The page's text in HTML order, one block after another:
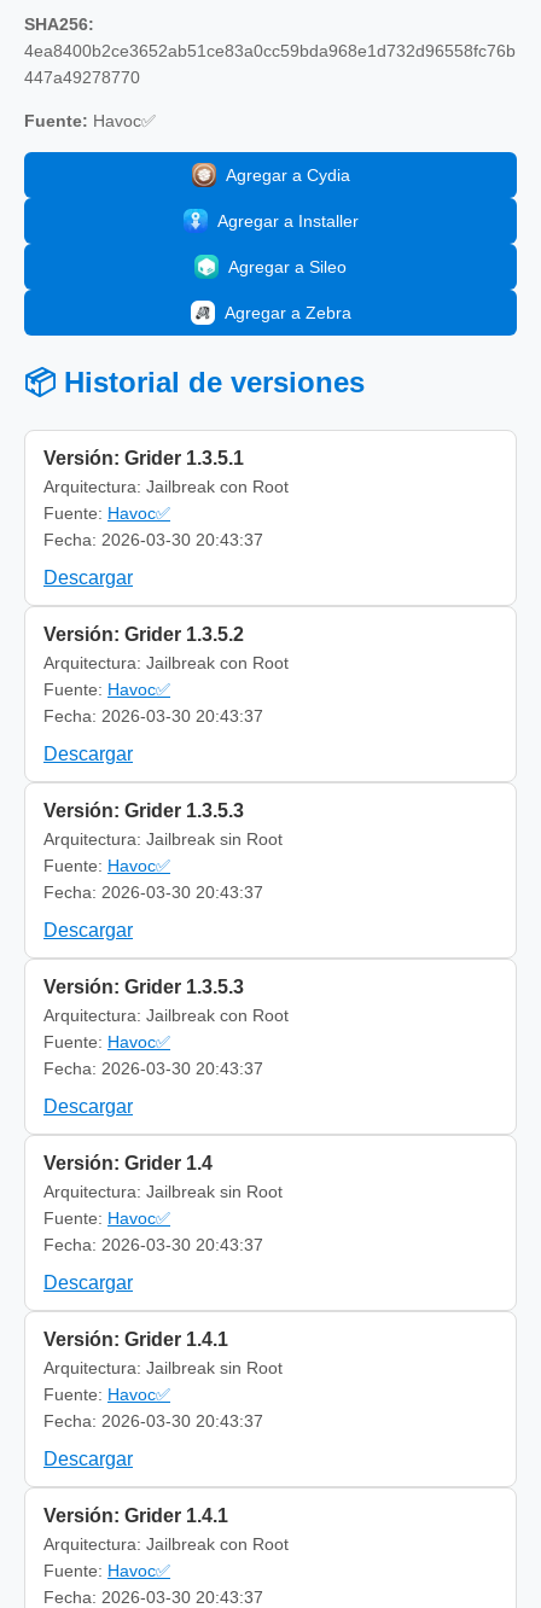
SHA256:
4ea8400b2ce3652ab51ce83a0cc59bda968e1d732d96558fc76b
447a49278770
Fuente: Havoc✅
Agregar a Cydia
Agregar a Installer
Agregar a Sileo
Agregar a Zebra
📦 Historial de versiones
Versión: Grider 1.3.5.1
Arquitectura: Jailbreak con Root
Fuente: Havoc✅
Fecha: 2026-03-30 20:43:37
Descargar
Versión: Grider 1.3.5.2
Arquitectura: Jailbreak con Root
Fuente: Havoc✅
Fecha: 2026-03-30 20:43:37
Descargar
Versión: Grider 1.3.5.3
Arquitectura: Jailbreak sin Root
Fuente: Havoc✅
Fecha: 2026-03-30 20:43:37
Descargar
Versión: Grider 1.3.5.3
Arquitectura: Jailbreak con Root
Fuente: Havoc✅
Fecha: 2026-03-30 20:43:37
Descargar
Versión: Grider 1.4
Arquitectura: Jailbreak sin Root
Fuente: Havoc✅
Fecha: 2026-03-30 20:43:37
Descargar
Versión: Grider 1.4.1
Arquitectura: Jailbreak sin Root
Fuente: Havoc✅
Fecha: 2026-03-30 20:43:37
Descargar
Versión: Grider 1.4.1
Arquitectura: Jailbreak con Root
Fuente: Havoc✅
Fecha: 2026-03-30 20:43:37